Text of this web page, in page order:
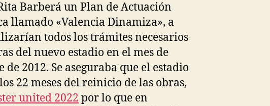
Barberá un Plan de Actuación
llamado «Valencia Dinamiza», a
todos los trámites necesarios
del nuevo estadio en el mes de
2012. Se aseguraba que el estadio
22 meses del reinicio de las obras,
united 2022 por lo que en